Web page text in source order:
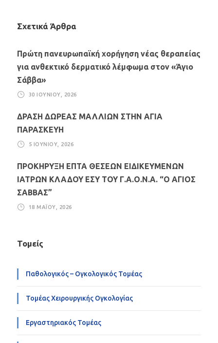
Σχετικά Άρθρα
Πρώτη πανευρωπαϊκή χορήγηση νέας θεραπείας
για ανθεκτικό δερματικό λέμφωμα στον «Άγιο
Σάββα»
30 ΙΟΥΝΊΟΥ, 2026
ΔΡΑΣΗ ΔΩΡΕΑΣ ΜΑΛΛΙΩΝ ΣΤΗΝ ΑΓΙΑ
ΠΑΡΑΣΚΕΥΗ
5 ΙΟΥΝΊΟΥ, 2026
ΠΡΟΚΗΡΥΞΗ ΕΠΤΑ ΘΕΣΕΩΝ ΕΙΔΙΚΕΥΜΕΝΩΝ
ΙΑΤΡΩΝ ΚΛΑΔΟΥ ΕΣΥ ΤΟΥ Γ.Α.Ο.Ν.Α. “Ο ΑΓΙΟΣ
ΣΑΒΒΑΣ”
18 ΜΑΪ́ΟΥ, 2026
Τομείς
Παθολογικός – Ογκολογικός Τομέας
Τομέας Χειρουργικής Ογκολογίας
Εργαστηριακός Τομέας